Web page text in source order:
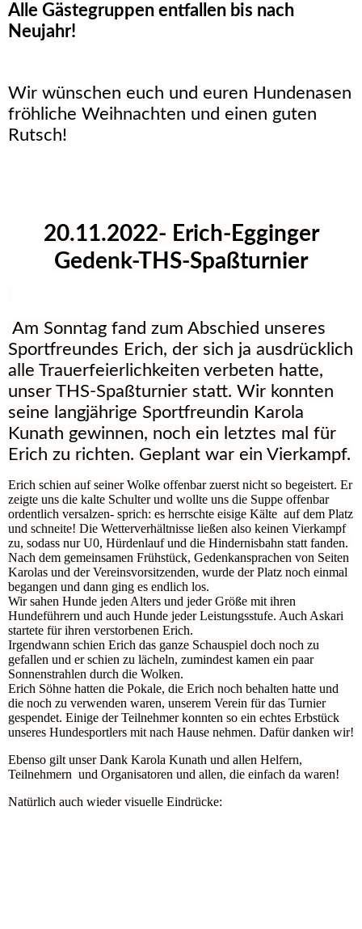
Alle Gästegruppen entfallen bis nach
Neujahr!
Wir wünschen euch und euren Hundenasen
fröhliche Weihnachten und einen guten
Rutsch!
20.11.2022- Erich-Egginger
Gedenk-THS-Spaßturnier
Am Sonntag fand zum Abschied unseres
Sportfreundes Erich, der sich ja ausdrücklich
alle Trauerfeierlichkeiten verbeten hatte,
unser THS-Spaßturnier statt. Wir konnten
seine langjährige Sportfreundin Karola
Kunath gewinnen, noch ein letztes mal für
Erich zu richten. Geplant war ein Vierkampf.
Erich schien auf seiner Wolke offenbar zuerst nicht so begeistert. Er
zeigte uns die kalte Schulter und wollte uns die Suppe offenbar
ordentlich versalzen- sprich: es herrschte eisige Kälte auf dem Platz
und schneite! Die Wetterverhältnisse ließen also keinen Vierkampf
zu, sodass nur U0, Hürdenlauf und die Hindernisbahn statt fanden.
Nach dem gemeinsamen Frühstück, Gedenkansprachen von Seiten
Karolas und der Vereinsvorsitzenden, wurde der Platz noch einmal
begangen und dann ging es endlich los.
Wir sahen Hunde jeden Alters und jeder Größe mit ihren
Hundeführern und auch Hunde jeder Leistungsstufe. Auch Askari
startete für ihren verstorbenen Erich.
Irgendwann schien Erich das ganze Schauspiel doch noch zu
gefallen und er schien zu lächeln, zumindest kamen ein paar
Sonnenstrahlen durch die Wolken.
Erich Söhne hatten die Pokale, die Erich noch behalten hatte und
die noch zu verwenden waren, unserem Verein für das Turnier
gespendet. Einige der Teilnehmer konnten so ein echtes Erbstück
unseres Hundesportlers mit nach Hause nehmen. Dafür danken wir!
Ebenso gilt unser Dank Karola Kunath und allen Helfern,
Teilnehmern und Organisatoren und allen, die einfach da waren!
Natürlich auch wieder visuelle Eindrücke: